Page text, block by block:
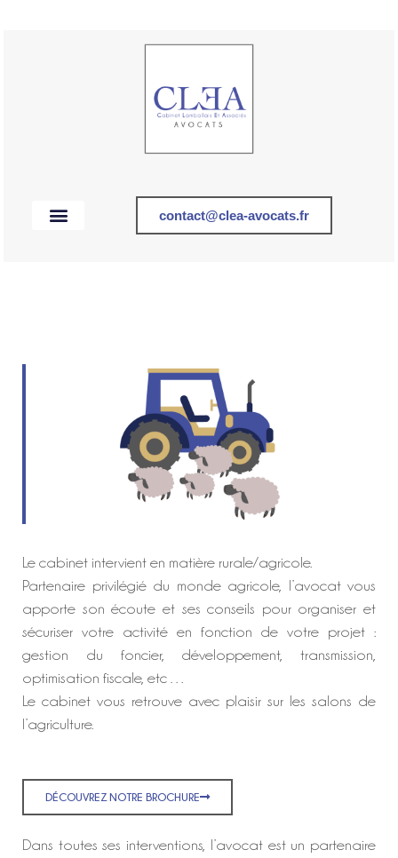
contact@clea-avocats.fr
Le cabinet intervient en matière rurale/agricole.
Partenaire privilégié du monde agricole, l’avocat vous
apporte son écoute et ses conseils pour organiser et
sécuriser votre activité en fonction de votre projet :
gestion du foncier, développement, transmission,
optimisation fiscale, etc …
Le cabinet vous retrouve avec plaisir sur les salons de
l’agriculture.
DÉCOUVREZ NOTRE BROCHURE
Dans toutes ses interventions, l’avocat est un partenaire